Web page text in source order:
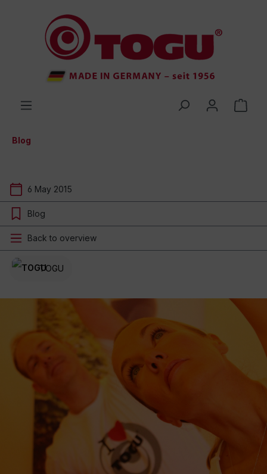
Blog
6 May 2015
Blog
Back to overview
TOGU